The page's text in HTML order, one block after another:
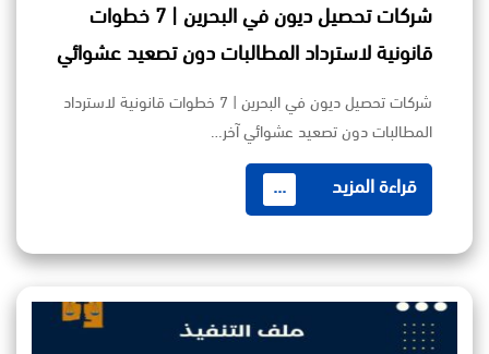
شركات تحصيل ديون في البحرين | 7 خطوات
قانونية لاسترداد المطالبات دون تصعيد عشوائي
شركات تحصيل ديون في البحرين | 7 خطوات قانونية لاسترداد
المطالبات دون تصعيد عشوائي آخر…
قراءة المزيد ...